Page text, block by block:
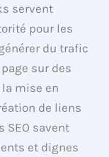
servent
pour les
du trafic
sur des
mise en
de liens
SEO savent
et dignes